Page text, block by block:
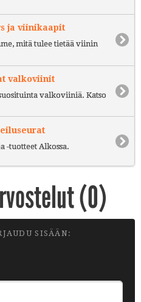
ja viinikaapit
mitä tulee tietää viinin
valkoviinit
valkoviiniä. Katso
tuotteet Alkossa.
(0)
SISÄÄN: